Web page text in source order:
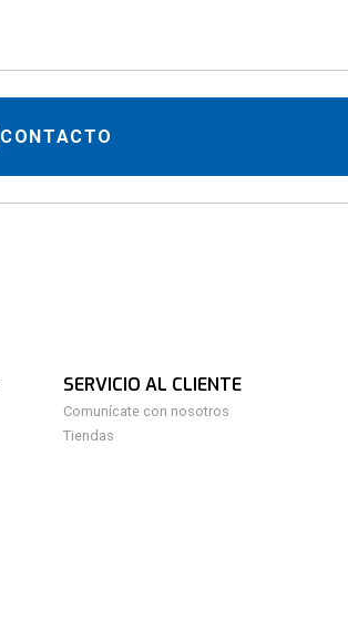
CONTACTO
SERVICIO AL CLIENTE
Comunícate con nosotros
Tiendas